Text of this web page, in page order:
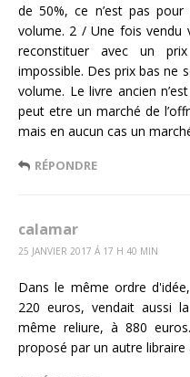
de 50%, ce n’est pas
volume. 2 / Une fois
reconstituer avec un
impossible. Des prix bas ne
volume. Le livre ancien
peut etre un marché de
mais en aucun cas un
RÉPONDRE
calamar
25 JANVIER 2017 Á 17 H 40 MIN
Dans le même ordre
220 euros, vendait aussi
même reliure, à 880
proposé par un autre libraire